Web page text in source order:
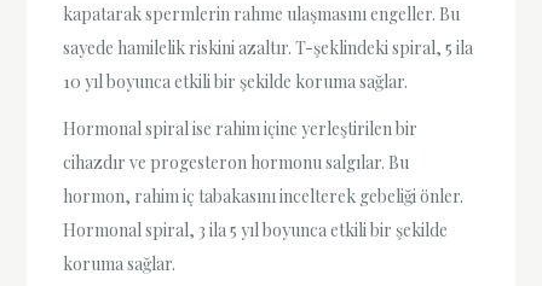
kapatarak spermlerin rahme ulaşmasını engeller. Bu
sayede hamilelik riskini azaltır. T-şeklindeki spiral, 5 ila
10 yıl boyunca etkili bir şekilde koruma sağlar.
Hormonal spiral ise rahim içine yerleştirilen bir
cihazdır ve progesteron hormonu salgılar. Bu
hormon, rahim iç tabakasını incelterek gebeliği önler.
Hormonal spiral, 3 ila 5 yıl boyunca etkili bir şekilde
koruma sağlar.